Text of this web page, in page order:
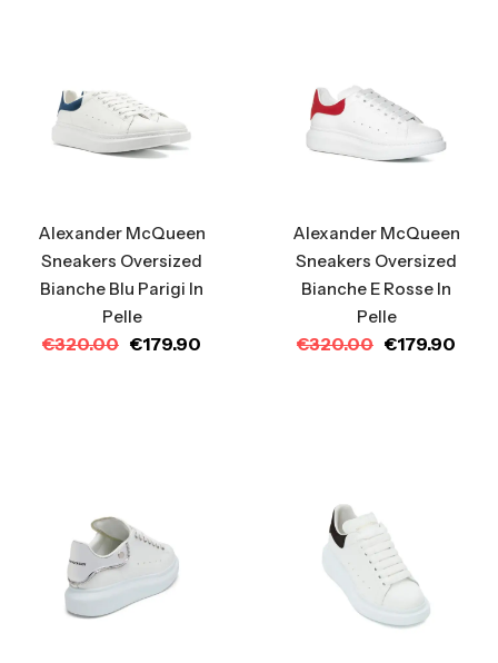
Alexander McQueen
Sneakers Oversized
Bianche Blu Parigi In
Pelle
€320.00 €179.90
Alexander McQueen
Sneakers Oversized
Bianche E Rosse In
Pelle
€320.00 €179.90